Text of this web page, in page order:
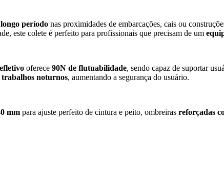
período nas proximidades de embarcações, cais ou
este colete é perfeito para profissionais que precisam de um
oferece 90N de flutuabilidade, sendo capaz de suportar
trabalhos noturnos, aumentando a segurança do usuário.
mm para ajuste perfeito de cintura e peito, ombreiras reforçadas